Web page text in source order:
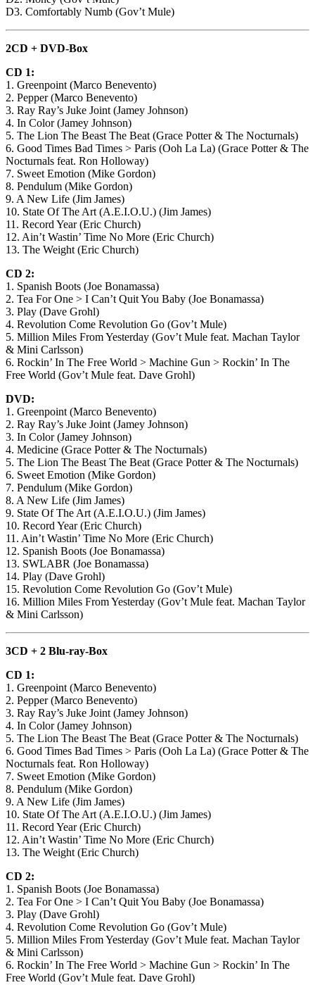
D3. Comfortably Numb (Gov’t Mule)
2CD + DVD-Box
CD 1:
1. Greenpoint (Marco Benevento)
2. Pepper (Marco Benevento)
3. Ray Ray’s Juke Joint (Jamey Johnson)
4. In Color (Jamey Johnson)
5. The Lion The Beast The Beat (Grace Potter & The Nocturnals)
6. Good Times Bad Times > Paris (Ooh La La) (Grace Potter & The
Nocturnals feat. Ron Holloway)
7. Sweet Emotion (Mike Gordon)
8. Pendulum (Mike Gordon)
9. A New Life (Jim James)
10. State Of The Art (A.E.I.O.U.) (Jim James)
11. Record Year (Eric Church)
12. Ain’t Wastin’ Time No More (Eric Church)
13. The Weight (Eric Church)
CD 2:
1. Spanish Boots (Joe Bonamassa)
2. Tea For One > I Can’t Quit You Baby (Joe Bonamassa)
3. Play (Dave Grohl)
4. Revolution Come Revolution Go (Gov’t Mule)
5. Million Miles From Yesterday (Gov’t Mule feat. Machan Taylor
& Mini Carlsson)
6. Rockin’ In The Free World > Machine Gun > Rockin’ In The
Free World (Gov’t Mule feat. Dave Grohl)
DVD:
1. Greenpoint (Marco Benevento)
2. Ray Ray’s Juke Joint (Jamey Johnson)
3. In Color (Jamey Johnson)
4. Medicine (Grace Potter & The Nocturnals)
5. The Lion The Beast The Beat (Grace Potter & The Nocturnals)
6. Sweet Emotion (Mike Gordon)
7. Pendulum (Mike Gordon)
8. A New Life (Jim James)
9. State Of The Art (A.E.I.O.U.) (Jim James)
10. Record Year (Eric Church)
11. Ain’t Wastin’ Time No More (Eric Church)
12. Spanish Boots (Joe Bonamassa)
13. SWLABR (Joe Bonamassa)
14. Play (Dave Grohl)
15. Revolution Come Revolution Go (Gov’t Mule)
16. Million Miles From Yesterday (Gov’t Mule feat. Machan Taylor
& Mini Carlsson)
3CD + 2 Blu-ray-Box
CD 1:
1. Greenpoint (Marco Benevento)
2. Pepper (Marco Benevento)
3. Ray Ray’s Juke Joint (Jamey Johnson)
4. In Color (Jamey Johnson)
5. The Lion The Beast The Beat (Grace Potter & The Nocturnals)
6. Good Times Bad Times > Paris (Ooh La La) (Grace Potter & The
Nocturnals feat. Ron Holloway)
7. Sweet Emotion (Mike Gordon)
8. Pendulum (Mike Gordon)
9. A New Life (Jim James)
10. State Of The Art (A.E.I.O.U.) (Jim James)
11. Record Year (Eric Church)
12. Ain’t Wastin’ Time No More (Eric Church)
13. The Weight (Eric Church)
CD 2:
1. Spanish Boots (Joe Bonamassa)
2. Tea For One > I Can’t Quit You Baby (Joe Bonamassa)
3. Play (Dave Grohl)
4. Revolution Come Revolution Go (Gov’t Mule)
5. Million Miles From Yesterday (Gov’t Mule feat. Machan Taylor
& Mini Carlsson)
6. Rockin’ In The Free World > Machine Gun > Rockin’ In The
Free World (Gov’t Mule feat. Dave Grohl)